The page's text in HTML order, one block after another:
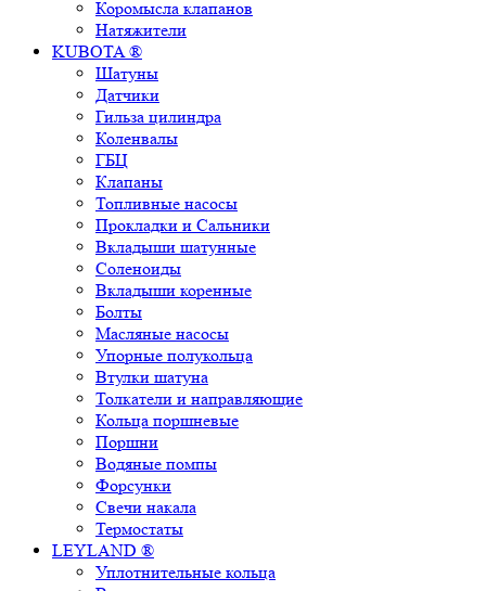
Коромысла клапанов
Натяжители
KUBOTA ®
Шатуны
Датчики
Гильза цилиндра
Коленвалы
ГБЦ
Клапаны
Топливные насосы
Прокладки и Сальники
Вкладыши шатунные
Соленоиды
Вкладыши коренные
Болты
Масляные насосы
Упорные полукольца
Втулки шатуна
Толкатели и направляющие
Кольца поршневые
Поршни
Водяные помпы
Форсунки
Свечи накала
Термостаты
LEYLAND ®
Уплотнительные кольца